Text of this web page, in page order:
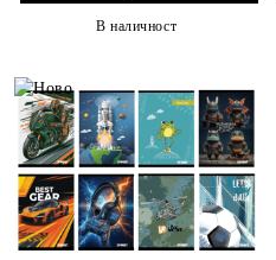
В наличност